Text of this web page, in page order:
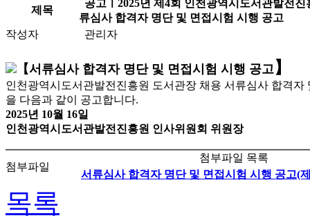
제목
공고ㅣ2025년 제4회 인천광역시도서관발전
류심사 합격자 명단 및 면접시험 시행 공고
작성자
관리자
【서류심사 합격자 명단 및 면접시험 시행 공고 】
인천광역시도서관발전진흥원 도서관장 채용 서류심사 합격자
을 다음과 같이 공고합니다.
2025년 10월 16일
인천광역시도서관발전진흥원 인사위원회 위원장
첨부파일
첨부파일 목록
서류심사 합격자 명단 및 면접시험 시행 공고(
목록